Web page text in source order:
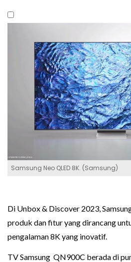
Samsung Neo QLED 8K. (Samsung)
Di Unbox & Discover 2023,
produk dan fitur yang dirancang
pengalaman 8K yang inovatif.
TV Samsung QN900C berada di